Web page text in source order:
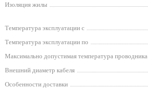
Изоляция жилы
Температура эксплуатации с
Температура эксплуатации по
Максимально допустимая температура проводника
Внешний диаметр кабеля
Особенности доставки